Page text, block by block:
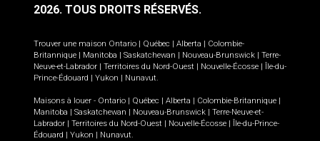
2026. TOUS DROITS RÉSERVÉS.
Trouver une maison Ontario Québec Alberta
Colombie-
Britannique
Manitoba Saskatchewan Nouveau-Brunswick
Terre-
Neuve-et-Labrador
Territoires du Nord-Ouest Nouvelle-Écosse
Île-du-
Prince-Édouard
Yukon Nunavut.
Maisons à louer - Ontario Québec Alberta Colombie-Britannique
Manitoba
Saskatchewan Nouveau-Brunswick
Terre-Neuve-et-
Labrador
Territoires du Nord-Ouest Nouvelle-Écosse
Île-du-Prince-
Édouard
Yukon Nunavut.